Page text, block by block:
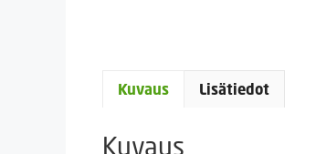
Kuvaus Lisätiedot
Kuvaus